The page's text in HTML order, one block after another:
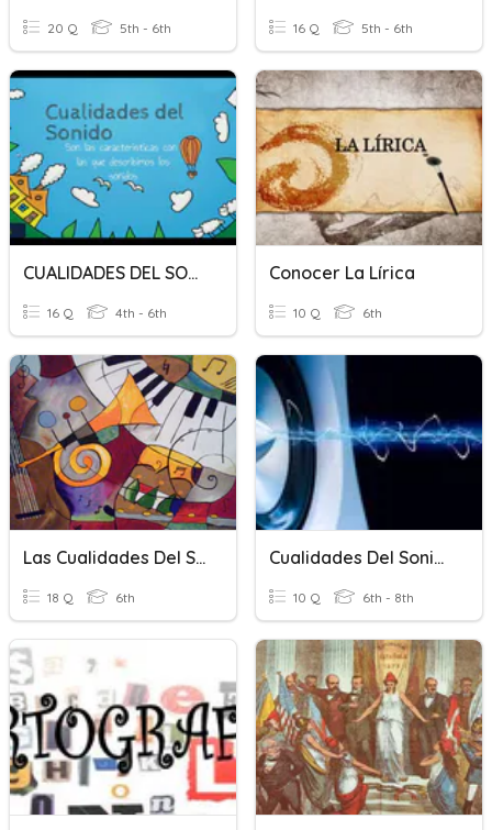
20 Q 5th - 6th 16 Q 5th - 6th
CUALIDADES DEL SONIDO
16 Q 4th - 6th
Conocer La Lírica
10 Q 6th
Las Cualidades Del Sonido
18 Q 6th
Cualidades Del Sonido
10 Q 6th - 8th